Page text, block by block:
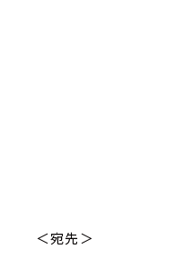
＜宛先＞